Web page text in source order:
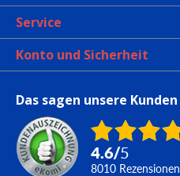
Service
Konto und Sicherheit
Das sagen unsere Kunden
4.6/5
8010 Rezensionen